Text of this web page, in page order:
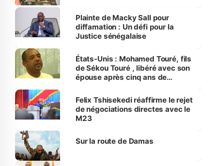
Plainte de Macky Sall pour
diffamation : Un défi pour la
Justice sénégalaise
États-Unis : Mohamed Touré, fils
de Sékou Touré , libéré avec son
épouse après cinq ans de
Felix Tshisekedi réaffirme le rejet
de négociations directes avec le
M23
Sur la route de Damas